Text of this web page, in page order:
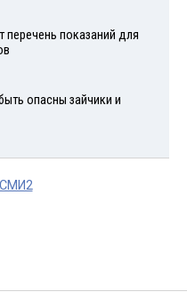
перечень показаний для
опасны зайчики и